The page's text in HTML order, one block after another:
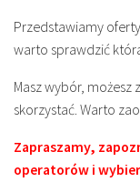
Przedstawiamy
warto sprawdzić
Masz wybór, możesz
skorzystać. Warto
Zapraszamy,
operatorów i